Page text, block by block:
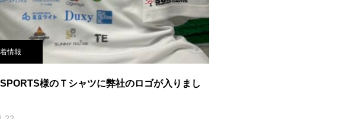
情報
様のＴシャツに弊社のロゴが入りまし